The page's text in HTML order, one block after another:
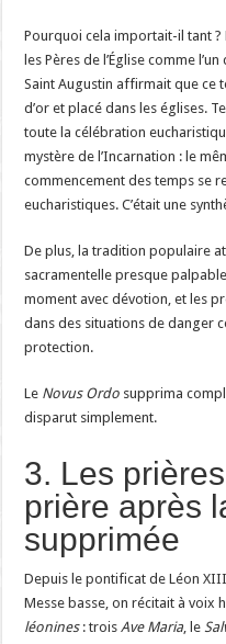
Pourquoi cela importait-il tant ?
les Pères de l’Église comme
Saint Augustin affirmait que ce
d’or et placé dans les églises.
toute la célébration
mystère de l’Incarnation : le
commencement des temps se
eucharistiques. C’était une
De plus, la tradition populaire
sacramentelle presque
moment avec dévotion, et les
dans des situations de danger
protection.
Le Novus Ordo supprima
disparut simplement.
3. Les
prière après
supprimée
Depuis le pontificat de Léon
Messe basse, on récitait à voix
léonines: troisAve Maria, le